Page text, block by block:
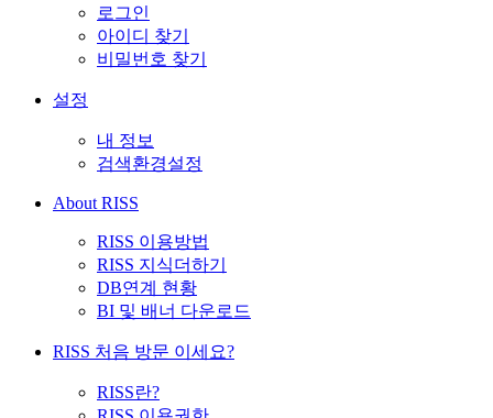
로그인
아이디 찾기
비밀번호 찾기
설정
내 정보
검색환경설정
About RISS
RISS 이용방법
RISS 지식더하기
DB연계 현황
BI 및 배너 다운로드
RISS 처음 방문 이세요?
RISS란?